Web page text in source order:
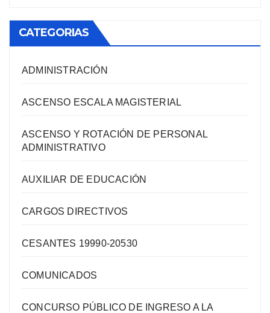
CATEGORIAS
ADMINISTRACIÓN
ASCENSO ESCALA MAGISTERIAL
ASCENSO Y ROTACIÓN DE PERSONAL
ADMINISTRATIVO
AUXILIAR DE EDUCACIÓN
CARGOS DIRECTIVOS
CESANTES 19990-20530
COMUNICADOS
CONCURSO PÚBLICO DE INGRESO A LA